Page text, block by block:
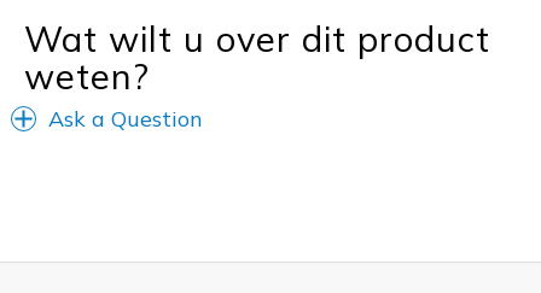
Wat wilt u over dit product
weten?
Ask a Question